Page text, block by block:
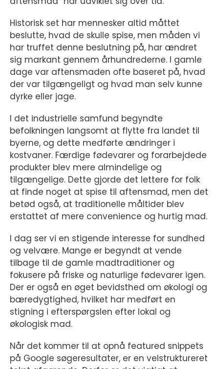
Historisk set har mennesker altid måttet
beslutte, hvad de skulle spise, men måden vi
har truffet denne beslutning på, har ændret
sig markant gennem århundrederne. I gamle
dage var aftensmaden ofte baseret på, hvad
der var tilgængeligt og hvad man selv kunne
dyrke eller jage.
I det industrielle samfund begyndte
befolkningen langsomt at flytte fra landet til
byerne, og dette medførte ændringer i
kostvaner. Færdige fødevarer og forarbejdede
produkter blev mere almindelige og
tilgængelige. Dette gjorde det lettere for folk
at finde noget at spise til aftensmad, men det
betød også, at traditionelle måltider blev
erstattet af mere convenience og hurtig mad.
I dag ser vi en stigende interesse for sundhed
og velvære. Mange er begyndt at vende
tilbage til de gamle madtraditioner og
fokusere på friske og naturlige fødevarer igen.
Der er også en øget bevidsthed om økologi og
bæredygtighed, hvilket har medført en
stigning i efterspørgslen efter lokal og
økologisk mad.
Når det kommer til at opnå featured snippets
på Google søgeresultater, er en velstruktureret